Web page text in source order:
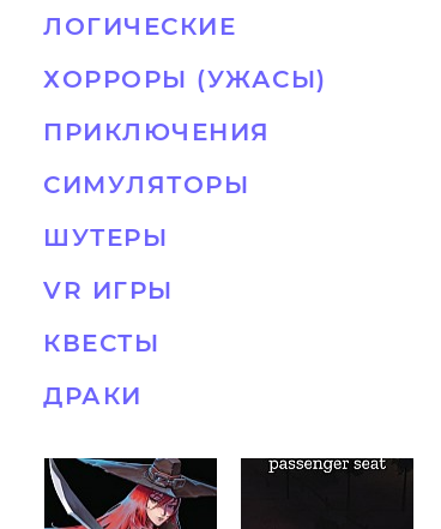
ЛОГИЧЕСКИЕ
ХОРРОРЫ (УЖАСЫ)
ПРИКЛЮЧЕНИЯ
СИМУЛЯТОРЫ
ШУТЕРЫ
VR ИГРЫ
КВЕСТЫ
ДРАКИ